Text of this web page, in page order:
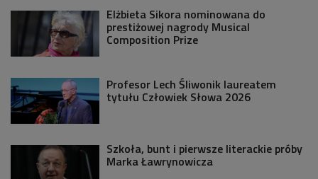
Elżbieta Sikora nominowana do
prestiżowej nagrody Musical
Composition Prize
Profesor Lech Śliwonik laureatem
tytułu Człowiek Słowa 2026
Szkoła, bunt i pierwsze literackie próby
Marka Ławrynowicza